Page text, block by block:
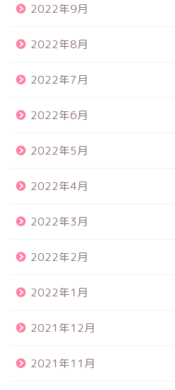
2022年9月
2022年8月
2022年7月
2022年6月
2022年5月
2022年4月
2022年3月
2022年2月
2022年1月
2021年12月
2021年11月